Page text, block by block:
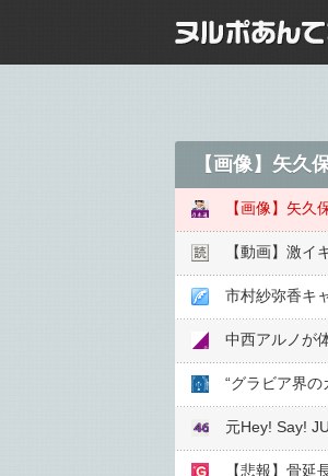
【画像】矢久
【画像】矢久
【動画】激
市村紗弥香キ
中西アルノが
元Hey! Say!
【悲報】骨